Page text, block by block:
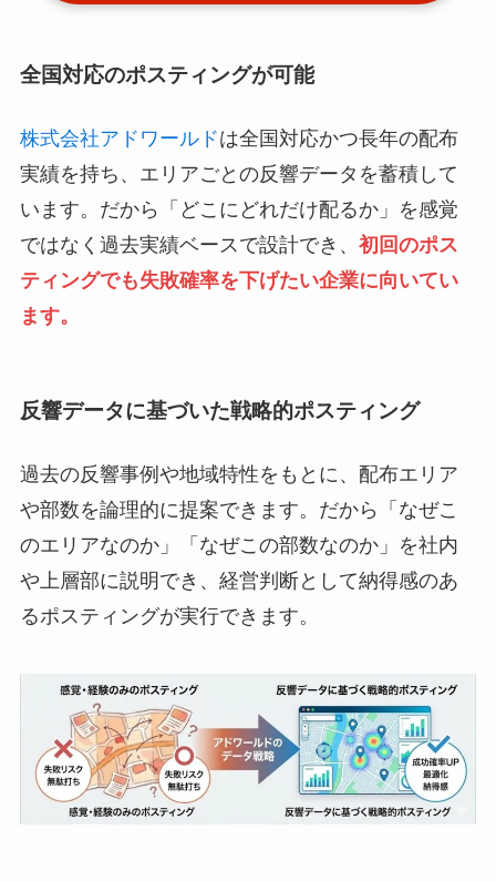
全国対応のポスティングが可能
株式会社アドワールドは全国対応かつ長年の配布
実績を持ち、エリアごとの反響データを蓄積して
います。だから「どこにどれだけ配るか」を感覚
ではなく過去実績ベースで設計でき、 初回のポス
ティングでも失敗確率を下げたい企業に向いてい
ます。
反響データに基づいた戦略的ポスティング
過去の反響事例や地域特性をもとに、配布エリア
や部数を論理的に提案できます。だから「なぜこ
のエリアなのか」「なぜこの部数なのか」を社内
や上層部に説明でき、経営判断として納得感のあ
るポスティングが実行できます。